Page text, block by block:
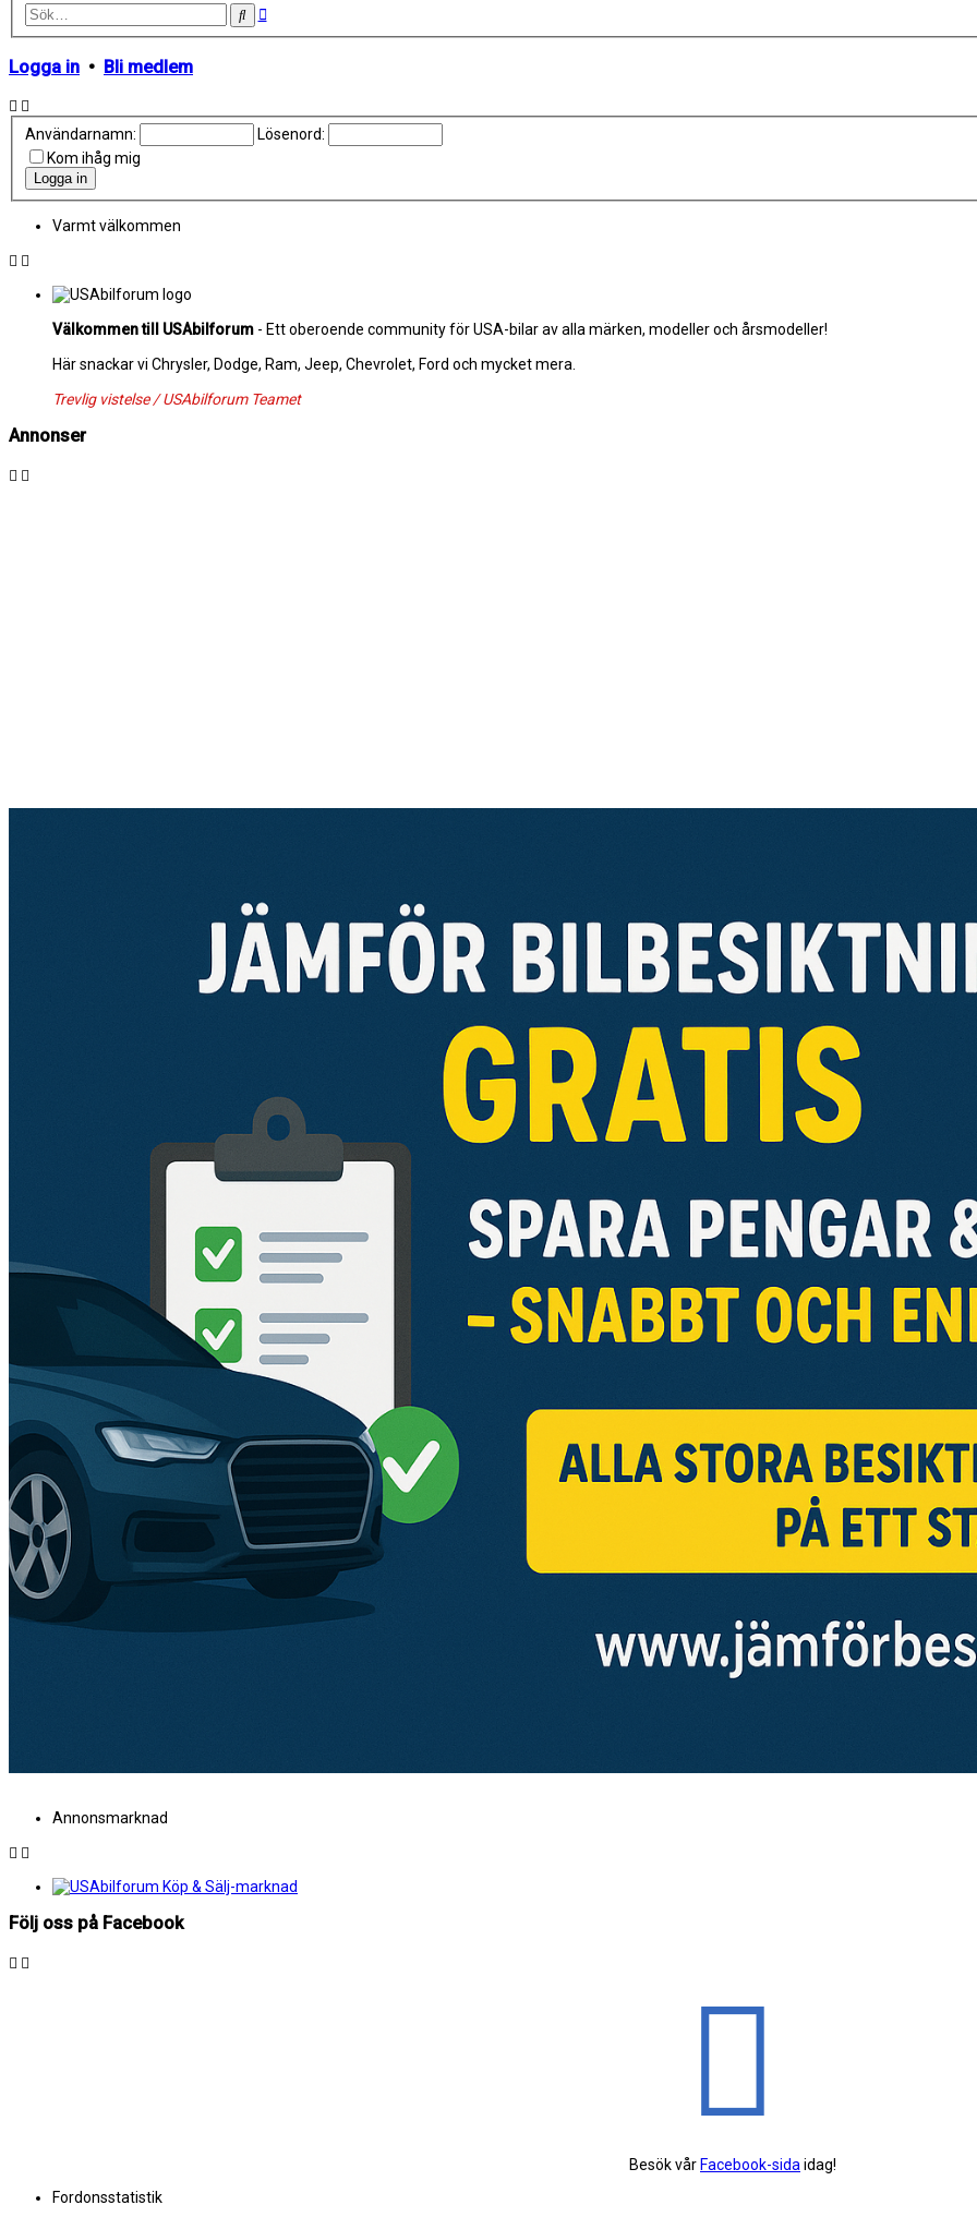
SökAvancerad
Logga in • Bli medlem
Användarnamn:
Lösenord:
Kom ihåg mig
Varmt välkommen
Välkommen till USAbilforum - Ett oberoende community för USA-bilar av alla märken, modeller och årsmodeller!
Här snackar vi Chrysler, Dodge, Ram, Jeep, Chevrolet, Ford och mycket mera.
Trevlig vistelse / USAbilforum Teamet
Annonser
Annonsmarknad
Följ oss på Facebook
Besök vår Facebook-sida idag!
Fordonsstatistik